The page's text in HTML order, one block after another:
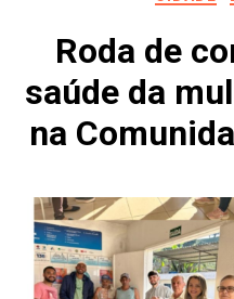
Roda de
saúde da
na